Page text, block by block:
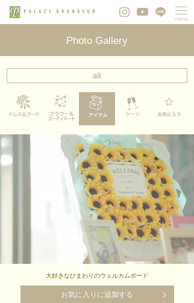
Photo Gallery
大好きなひまわりのウェルカムボード
お気に入りに追加する